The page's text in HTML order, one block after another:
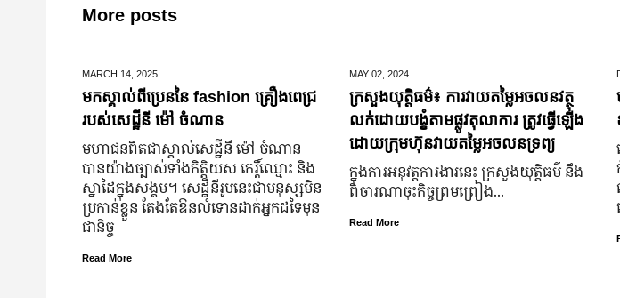
More posts
MARCH 14, 2025
មកស្គាល់ពីប្រេននៃ​ fashion គ្រឿងពេជ្រ
របស់សេដ្ឋីនី ម៉ៅ ចំណាន
មហាជន​ពិតជា​ស្គាល់​សេដ្ឋី​នី ម៉ៅ ចំណាន
បាន​យ៉ាង​ច្បាស់​ទាំង​កិត្តិយស កេរ្តិ៍ឈ្មោះ និង​
ស្នាដៃ​ក្នុង​សង្គម។ សេដ្ឋី​នី​រូប​នេះ​ជា​មនុស្ស​មិន​
ប្រកាន់​ខ្លួន តែងតែ​ឱនលំទោន​ដាក់​អ្នក​ដទៃ​មុន​
ជានិច្ច
Read More
MAY 02, 2024
ក្រសួងយុត្តិធម៌៖ ការវាយតម្លៃអចលនវត្ថុ
លក់ដោយបង្ខំតាមផ្លូវតុលាការ ត្រូវធ្វើឡើង
ដោយក្រុមហ៊ុនវាយតម្លៃអចលនទ្រព្យ
ក្នុងការអនុវត្តការងារនេះ ក្រសួងយុត្តិធម៌ នឹង
ពិចារណាចុះកិច្ចព្រមព្រៀង...
Read More